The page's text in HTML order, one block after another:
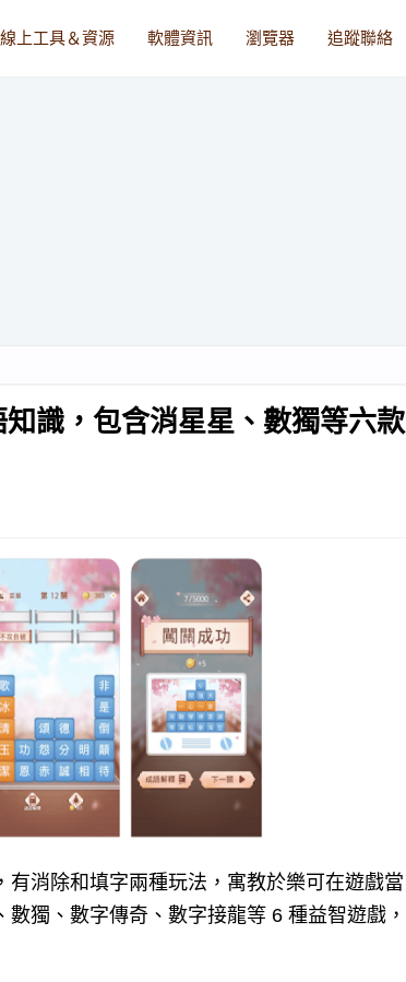
線上工具＆資源 軟體資訊 瀏覽器 追蹤聯絡
知識，包含消星星、數獨等六款
消除和填字兩種玩法，寓教於樂可在遊戲當
獨、數字傳奇、數字接龍等 6 種益智遊戲，